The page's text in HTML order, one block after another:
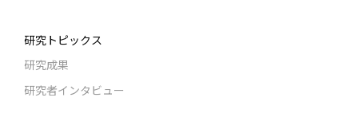
研究トピックス
研究成果
研究者インタビュー